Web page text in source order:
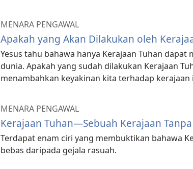
MENARA PENGAWAL
Apakah yang Akan Dilakukan oleh
Yesus tahu bahawa hanya Kerajaan Tuhan dapat
dunia. Apakah yang sudah dilakukan Kerajaan
menambahkan keyakinan kita terhadap kerajaan
MENARA PENGAWAL
Kerajaan Tuhan—Sebuah Kerajaan
Terdapat enam ciri yang membuktikan bahawa
bebas daripada gejala rasuah.